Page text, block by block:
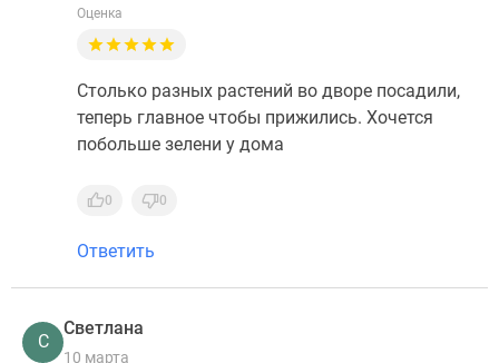
Оценка
Столько разных растений во дворе посадили,
теперь главное чтобы прижились. Хочется
побольше зелени у дома
0 0
Ответить
С
Светлана
10 марта